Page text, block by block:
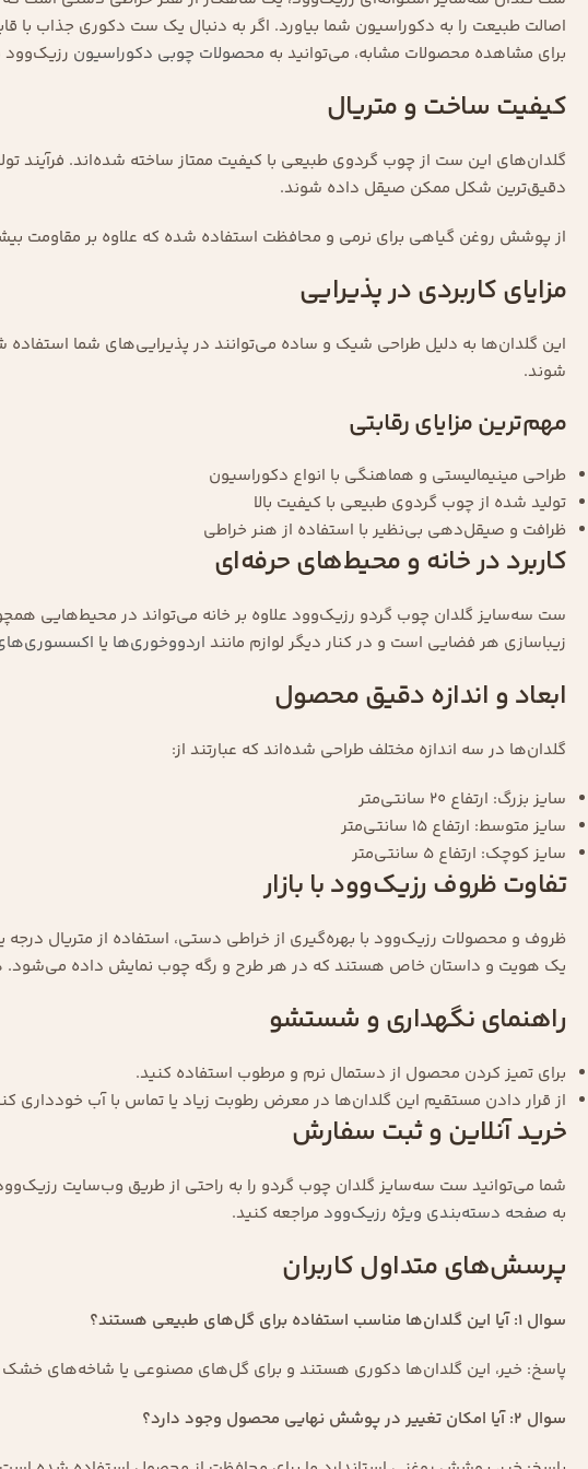
اصالت طبیعت را به دکوراسیون شما بیاورد. اگر به دنبال یک ست دکوری جذاب با
برای مشاهده محصولات مشابه، می‌توانید به محصولات چوبی دکوراسیون رزیک‌وود
کیفیت ساخت و متریال
گلدان‌های این ست از چوب گردوی طبیعی با کیفیت ممتاز ساخته شده‌اند. فرآیند
دقیق‌ترین شکل ممکن صیقل داده شوند.
از پوشش روغن گیاهی برای نرمی و محافظت استفاده شده که علاوه بر مقاومت
مزایای کاربردی در پذیرایی
این گلدان‌ها به دلیل طراحی شیک و ساده می‌توانند در پذیرایی‌های شما
شوند.
مهم‌ترین مزایای رقابتی
طراحی مینیمالیستی و هماهنگی با انواع دکوراسیون
تولید شده از چوب گردوی طبیعی با کیفیت بالا
ظرافت و صیقل‌دهی بی‌نظیر با استفاده از هنر خراطی
کاربرد در خانه و محیط‌های حرفه‌ای
ست سه‌سایز گلدان چوب گردو رزیک‌وود علاوه بر خانه می‌تواند در محیط‌هایی
زیباسازی هر فضایی است و در کنار دیگر لوازم مانند اردووخوری‌ها یا
ابعاد و اندازه دقیق محصول
گلدان‌ها در سه اندازه مختلف طراحی شده‌اند که عبارتند از:
سایز بزرگ: ارتفاع ۲۰ سانتی‌متر
سایز متوسط: ارتفاع ۱۵ سانتی‌متر
سایز کوچک: ارتفاع ۵ سانتی‌متر
تفاوت ظروف رزیک‌وود با بازار
ظروف و محصولات رزیک‌وود با بهره‌گیری از خراطی دستی، استفاده از متریال
یک هویت و داستان خاص هستند که در هر طرح و رگه چوب نمایش داده می‌شود.
راهنمای نگهداری و شستشو
برای تمیز کردن محصول از دستمال نرم و مرطوب استفاده کنید.
از قرار دادن مستقیم این گلدان‌ها در معرض رطوبت زیاد یا تماس با آب خودداری
خرید آنلاین و ثبت سفارش
شما می‌توانید ست سه‌سایز گلدان چوب گردو را به راحتی از طریق وب‌سایت
به صفحه دسته‌بندی ویژه رزیک‌وود مراجعه کنید.
پرسش‌های متداول کاربران
سوال ۱: آیا این گلدان‌ها مناسب استفاده برای گل‌های طبیعی هستند؟
پاسخ: خیر، این گلدان‌ها دکوری هستند و برای گل‌های مصنوعی یا شاخه‌های خشک
سوال ۲: آیا امکان تغییر در پوشش نهایی محصول وجود دارد؟